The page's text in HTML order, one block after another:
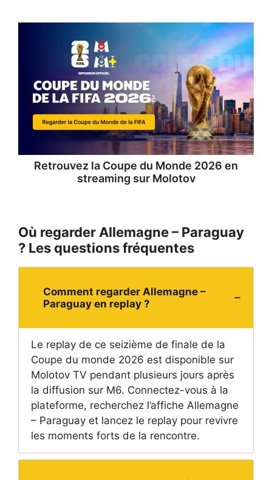
Retrouvez la Coupe du Monde 2026 en
streaming sur Molotov
Où regarder Allemagne – Paraguay
? Les questions fréquentes
Comment regarder Allemagne –
Paraguay en replay ?
Le replay de ce seizième de finale de la
Coupe du monde 2026 est disponible sur
Molotov TV pendant plusieurs jours après
la diffusion sur M6. Connectez-vous à la
plateforme, recherchez l’affiche Allemagne
– Paraguay et lancez le replay pour revivre
les moments forts de la rencontre.